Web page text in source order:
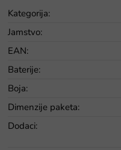
Kategorija:
Jamstvo:
EAN:
Baterije:
Boja:
Dimenzije paketa:
Dodaci: